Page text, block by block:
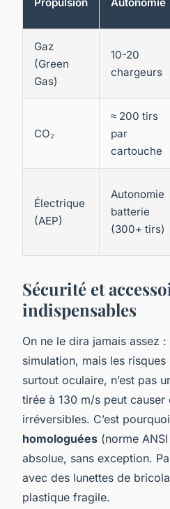
Gaz
(Green
Gas)
10-20
chargeurs
CO₂
≈ 200 tirs
par
cartouche
Électrique
(AEP)
Autonomie
batterie
(300+ tirs)
Sécurité et
indispensables
On ne le dira jamais assez :
simulation, mais les
surtout oculaire, n’est pas
tirée à 130 m/s peut causer
irréversibles. C’est
homologuées (norme
absolue, sans exception.
avec des lunettes de
plastique fragile.